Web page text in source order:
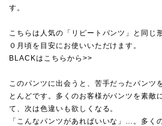
す。
こちらは人気の「リピートパンツ」と同じ
０月頃を目安にお使いいただけます。
BLACKは こちらから>>
このパンツに出会うと、苦手だったパンツ
とんどです。多くのお客様がパンツを素敵
て、次は色違いも欲しくなる。
「こんなパンツがあればいいな」…。多く